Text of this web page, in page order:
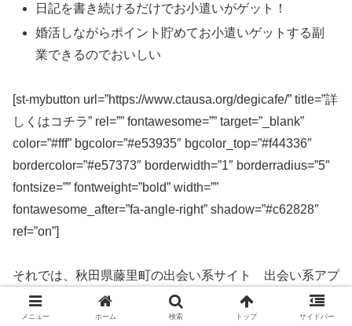
日記を書き続けるだけでお小遣いがゲット！
婚活しながらポイント貯めてお小遣いゲットする副
業できるのでおいしい
[st-mybutton url=”https://www.ctausa.org/degicafe/” title=”詳
しくはコチラ” rel=”” fontawesome=”” target=”_blank”
color=”#fff” bgcolor=”#e53935″ bgcolor_top=”#f44336″
bordercolor=”#e57373″ borderwidth=”1″ borderradius=”5″
fontsize=”” fontweight=”bold” width=””
fontawesome_after=”fa-angle-right” shadow=”#c62828″
ref=”on”]
それでは、秋田県藤里町の出会い系サイト 出会い系アプ
リを実際に使ってみた感想などを解説します。
メニュー ホーム 検索 トップ サイドバー